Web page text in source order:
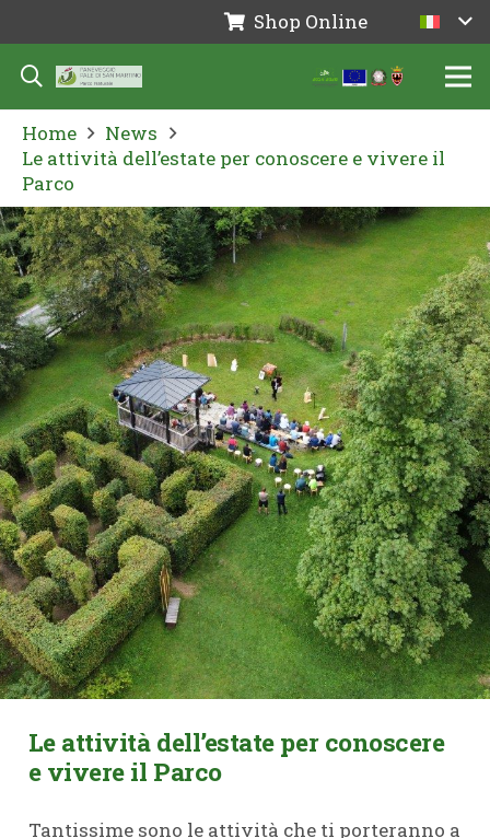
Shop Online
Home
News
Le attività dell’estate per conoscere e vivere il
Parco
Le attività dell’estate per conoscere
e vivere il Parco
Tantissime sono le attività che ti porteranno a